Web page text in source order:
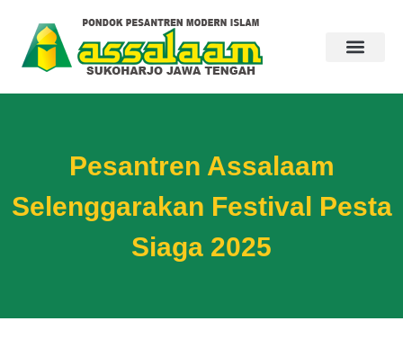
Pesantren Assalaam
Selenggarakan Festival Pesta
Siaga 2025